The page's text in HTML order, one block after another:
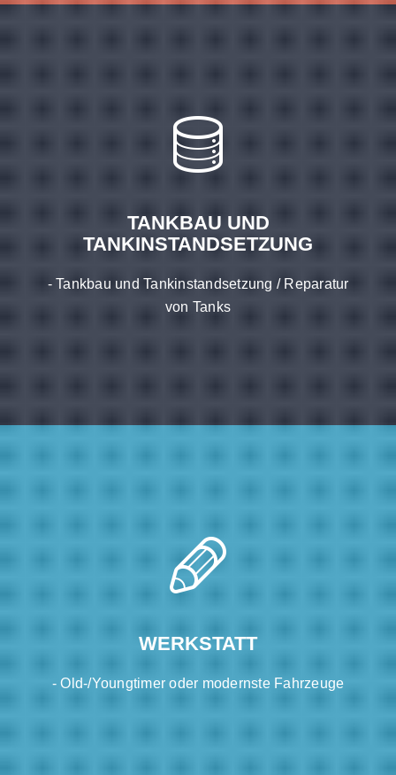
TANKBAU UND
TANKINSTANDSETZUNG
- Tankbau und Tankinstandsetzung / Reparatur
von Tanks
WERKSTATT
- Old-/Youngtimer oder modernste Fahrzeuge